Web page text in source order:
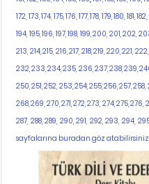
172, 173, 174, 175, 176, 177, 178, 179, 180, 181,
194, 195, 196, 197, 198, 199, 200, 201, 202,
213, 214, 215, 216, 217, 218, 219, 220, 221,
232, 233, 234, 235, 236, 237, 238, 239,
250, 251, 252, 253, 254, 255, 256, 257,
268, 269, 270, 271, 272, 273, 274, 275, 276,
287, 288, 289, 290, 291, 292, 293, 294,
sayfalarına buradan göz atabilirsiniz.